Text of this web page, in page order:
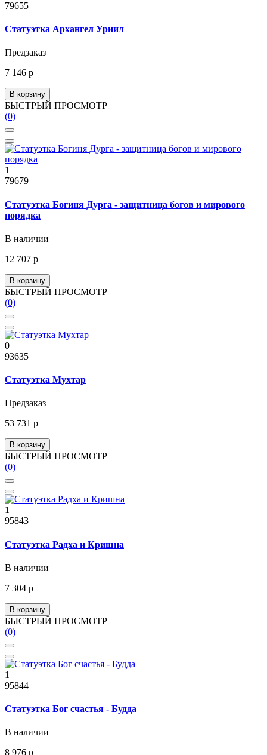
79655
Статуэтка Архангел Уриил
Предзаказ
7 146 р
В корзину
БЫСТРЫЙ ПРОСМОТР
(0)
1
79679
Статуэтка Богиня Дурга - защитница богов и мирового
порядка
В наличии
12 707 р
В корзину
БЫСТРЫЙ ПРОСМОТР
(0)
0
93635
Статуэтка Мухтар
Предзаказ
53 731 р
В корзину
БЫСТРЫЙ ПРОСМОТР
(0)
1
95843
Статуэтка Радха и Кришна
В наличии
7 304 р
В корзину
БЫСТРЫЙ ПРОСМОТР
(0)
1
95844
Статуэтка Бог счастья - Будда
В наличии
8 976 р